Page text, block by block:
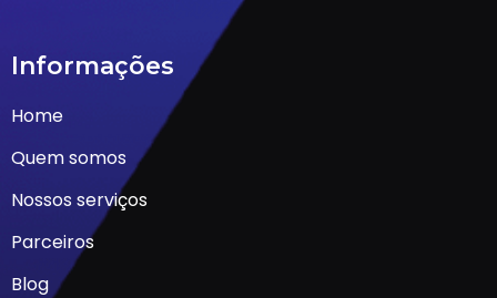
Informações
Home
Quem somos
Nossos serviços
Parceiros
Blog